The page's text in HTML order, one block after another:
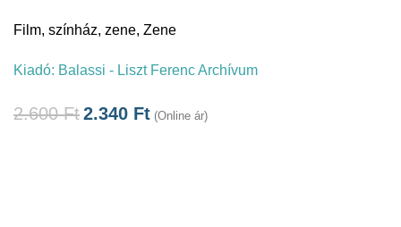
Film, színház, zene, Zene
Kiadó: Balassi - Liszt Ferenc Archívum
2.600Ft2.340 Ft (Online ár)